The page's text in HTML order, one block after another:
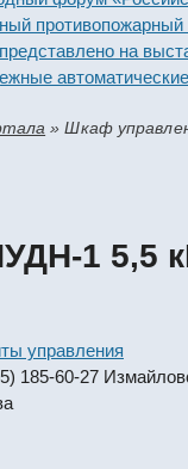
на
автоматические
»Шкаф
1 5,5
управления
185-60-27